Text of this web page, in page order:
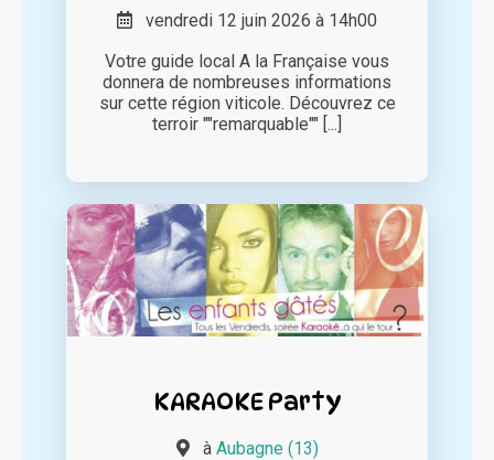
vendredi 12 juin 2026 à 14h00
Votre guide local A la Française vous
donnera de nombreuses informations
sur cette région viticole. Découvrez ce
terroir ""remarquable"" [...]
KARAOKE Party
à Aubagne (13)